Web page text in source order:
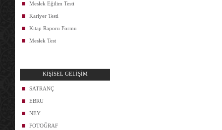
Meslek Eğilim Testi
Kariyer Testi
Kitap Raporu Formu
Meslek Test
KİŞİSEL GELİŞİM
SATRANÇ
EBRU
NEY
FOTOĞRAF